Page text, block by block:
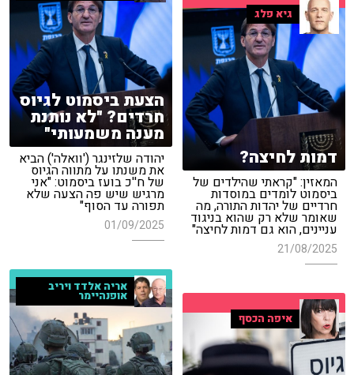
הצעת ביסמוט לגיוס
חרדים? "לא נותנת
מענה משמעותי"
יהודה שלזינגר ('וואלה') הביא
את משנתו על מתווה הגיוס
של ח''כ בועז ביסמוט: "אני
מרגיש שיש פה הצעה שלא
תפורה עד הסוף"
01/09/2025
גיא פלג
דמות לחיצה?
המאזין: "קראתי שהילדים של
ביסמוט לומדים במוסדות
חרדיים של יהדות התורה, מה
שאומר שלא רק שהוא בניגוד
עניינים, הוא גם דמות לחיצה"
21/08/2025
אריה אלדד ויריב
אופנהיימר
איפה הכסף